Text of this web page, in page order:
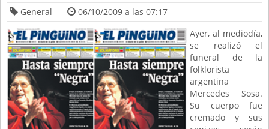
General
06/10/2009 a las 07:17
Ayer, al mediodía,
se realizó el
funeral de la
folklorista
argentina
Mercedes Sosa.
Su cuerpo fue
cremado y sus